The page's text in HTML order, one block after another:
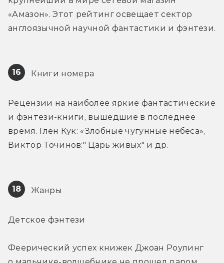
«Амазон». Этот рейтинг освещает сектор
англоязычной научной фантастики и фэнтези.
16 Книги номера
Рецензии на наиболее яркие фантастические
и фэнтези-книги, вышедшие в последнее
время. Глен Кук: «Злобные чугунные небеса»,
Виктор Точинов:" Царь живых" и др.
18 Жанры
Детское фэнтези
Феерический успех книжек Джоан Роулинг